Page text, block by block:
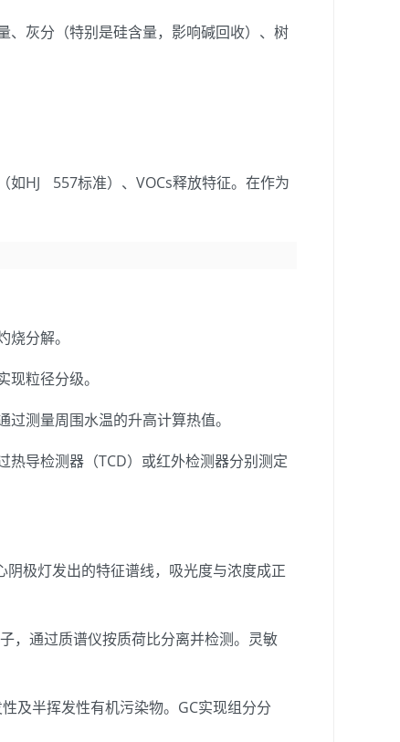
灰分（特别是硅含量，影响碱回收）、树
如HJ 557标准）、VOCs释放特征。在作为
分解。
粒径分级。
测量周围水温的升高计算热值。
导检测器（TCD）或红外检测器分别测定
极灯发出的特征谱线，吸光度与浓度成正
，通过质谱仪按质荷比分离并检测。灵敏
及半挥发性有机污染物。GC实现组分分